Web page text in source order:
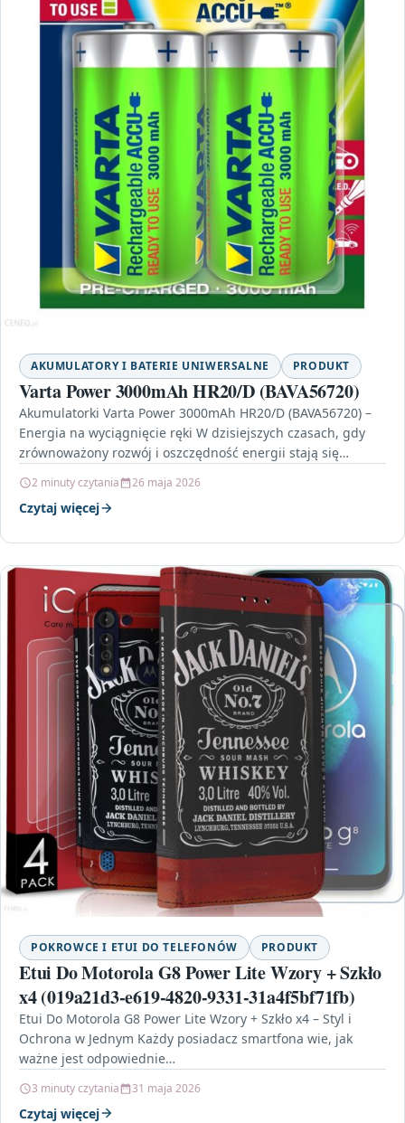
AKUMULATORY I BATERIE UNIWERSALNE PRODUKT
Varta Power 3000mAh HR20/D (BAVA56720)
Akumulatorki Varta Power 3000mAh HR20/D (BAVA56720) –
Energia na wyciągnięcie ręki W dzisiejszych czasach, gdy
zrównoważony rozwój i oszczędność energii stają się
2 minuty czytania 26 maja 2026
Czytaj więcej
POKROWCE I ETUI DO TELEFONÓW PRODUKT
Etui Do Motorola G8 Power Lite Wzory + Szkło
x4 (019a21d3-e619-4820-9331-31a4f5bf71fb)
Etui Do Motorola G8 Power Lite Wzory + Szkło x4 – Styl i
Ochrona w Jednym Każdy posiadacz smartfona wie, jak
ważne jest odpowiednie…
3 minuty czytania 31 maja 2026
Czytaj więcej